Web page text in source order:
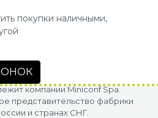
покупки наличными,
компании Miniconf Spa.
представительство фабрики
и странах СНГ.